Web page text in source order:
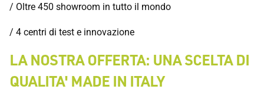
/ Oltre 450 showroom in tutto il mondo
/ 4 centri di test e innovazione
LA NOSTRA OFFERTA: UNA SCELTA DI
QUALITA' MADE IN ITALY